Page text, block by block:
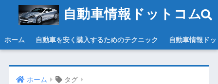
自動車情報ドットコム
ホーム 自動車を安く購入するためのテクニック 自動車情報ド
ホーム タグ